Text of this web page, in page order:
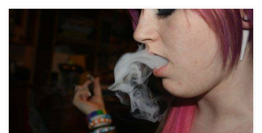
Nudzi ci się już palenie zwykłego, suszonego zioła? W takim
razie nadszedł czas, aby przerzucić się na koncentraty! Po
wieloletnim paleniu zioła, możesz dojść do punktu, w którym
potrzebujesz mniejszej lub większej zmiany. Na szczęście,
istnieje wiele opcji! Jeśli jeszcze nie próbowałeś koncentratów,
nadszedł idealny czas aby to zrobić. Dla tych, którzy nie są
świadomi tego, czym są koncentraty, są one dokładnie tym, na
co wskazuje ich nazwa: skoncentrowanym związkiem […]